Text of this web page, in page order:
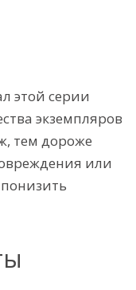
этой серии
экземпляров
тем дороже
или